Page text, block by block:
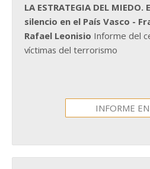
LA ESTRATEGIA DEL
silencio en el País Vasco -
Rafael Leonisio Informe del
víctimas del terrorismo
INFORME